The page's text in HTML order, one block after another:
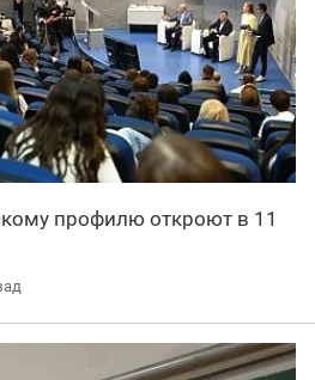
профилю откроют в 11